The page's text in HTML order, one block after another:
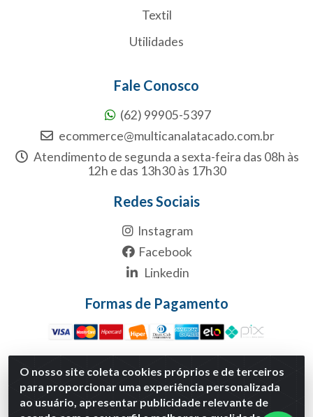
O nosso site coleta cookies próprios e de terceiros
para proporcionar uma experiência personalizada
ao usuário, apresentar publicidade relevante de
Textil
Utilidades
Fale Conosco
(62) 99905-5397
ecommerce@multicanalatacado.com.br
Atendimento de segunda a sexta-feira das 08h às
12h e das 13h30 às 17h30
Redes Sociais
Instagram
Facebook
Linkedin
Formas de Pagamento
Multicanal Atacado LTDA - Rua 1-B, S/NC, Quadra1B Lote 1
Anexo Modulo 2 - Polo Empresarial Goias - Etapa Xiii,